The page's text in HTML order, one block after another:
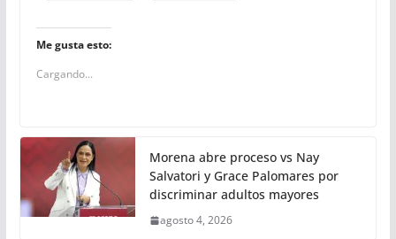
Me gusta esto:
Cargando...
Morena abre proceso vs Nay
Salvatori y Grace Palomares por
discriminar adultos mayores
agosto 4, 2026